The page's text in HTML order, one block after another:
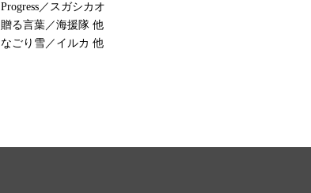
Progress／スガシカオ
贈る言葉／海援隊 他
なごり雪／イルカ 他